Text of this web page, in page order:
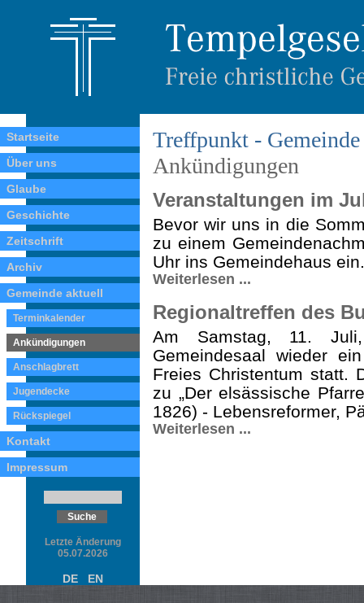
Startseite
Über uns
Glaube
Geschichte
Zeitschrift
Archiv
Gemeinde aktuell
Terminkalender
Ankündigungen
Anschlagbrett
Jugendecke
Rückspiegel
Kontakt
Impressum
Letzte Änderung
05.07.2026
Treffpunkt -
Ankündigungen
Veranstaltungen im
Bevor wir uns in die
zu einem
Uhr ins Gemeindehaus ein.
Weiterlesen ...
Regionaltreffen des
Am Samstag, 11.
Gemeindesaal wieder
Freies Christentum statt.
zu „Der elsässische
1826) - Lebensreformer,
Weiterlesen ...
DE EN